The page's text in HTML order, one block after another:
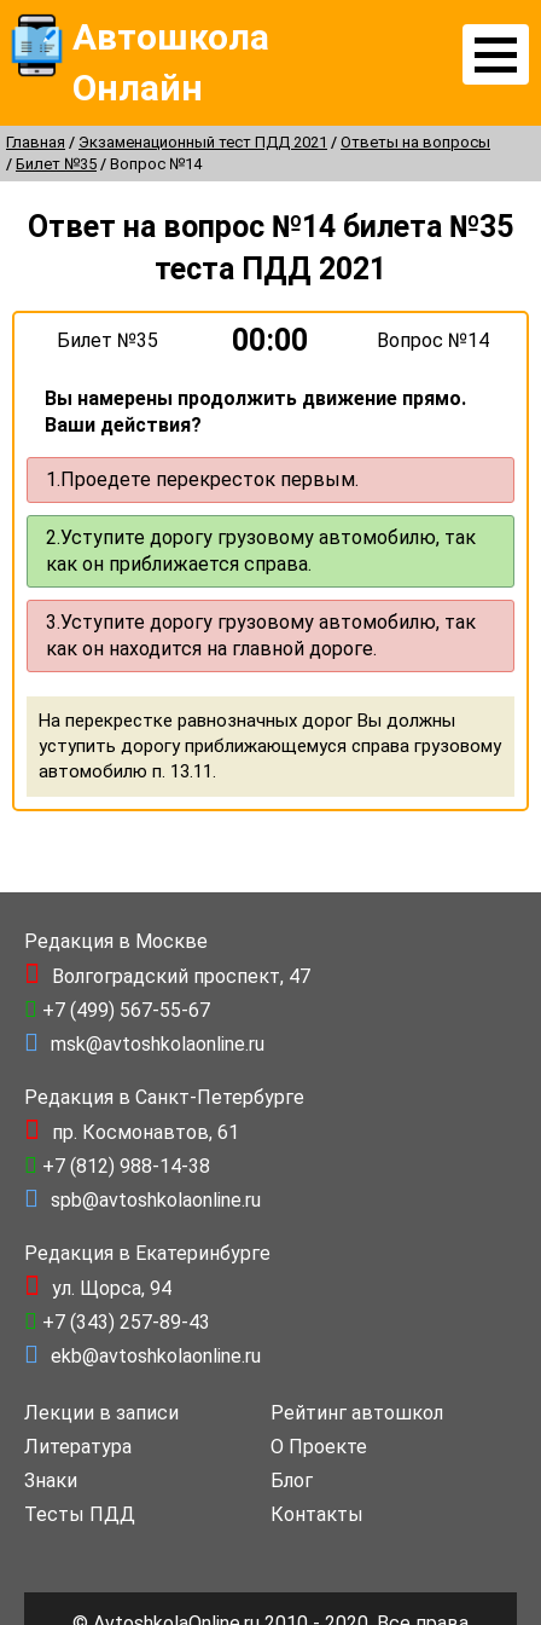
Автошкола
Онлайн
Главная Экзаменационный тест ПДД 2021
Ответы на вопросы
Билет №35
Вопрос №14
Ответ на вопрос №14 билета №35
теста ПДД 2021
Билет №35 00:00 Вопрос №14
Вы намерены продолжить движение прямо.
Ваши действия?
1.Проедете перекресток первым.
2.Уступите дорогу грузовому автомобилю, так
как он приближается справа.
3.Уступите дорогу грузовому автомобилю, так
как он находится на главной дороге.
На перекрестке равнозначных дорог Вы должны
уступить дорогу приближающемуся справа грузовому
автомобилю п. 13.11.
Редакция в Москве
Волгоградский проспект, 47
+7 (499) 567-55-67
msk@avtoshkolaonline.ru
Редакция в Санкт-Петербурге
пр. Космонавтов, 61
+7 (812) 988-14-38
spb@avtoshkolaonline.ru
Редакция в Екатеринбурге
ул. Щорса, 94
+7 (343) 257-89-43
ekb@avtoshkolaonline.ru
Лекции в записи
Литература
Знаки
Тесты ПДД
Рейтинг автошкол
О Проекте
Блог
Контакты